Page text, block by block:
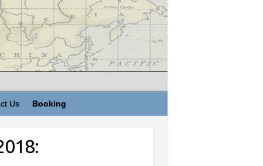
Us Booking